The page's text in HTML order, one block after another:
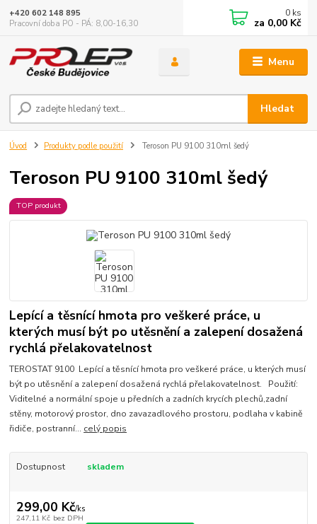
Menu
Hledat
+420 602 148 895
Pracovní doba PO - PÁ: 8,00-16,30
0 ks
za 0,00 Kč
Úvod Produkty podle použití Teroson PU 9100 310ml šedý
Teroson PU 9100 310ml šedý
TOP produkt
Lepící a těsnící hmota pro veškeré práce, u
kterých musí být po utěsnění a zalepení dosažená
rychlá přelakovatelnost
TEROSTAT 9100 Lepící a těsnící hmota pro veškeré práce, u kterých musí
být po utěsnění a zalepení dosažená rychlá přelakovatelnost. Použití:
Viditelné a normální spoje u předních a zadních krycích plechů,zadní
stěny, motorový prostor, dno zavazadlového prostoru, podlaha v kabině
řidiče, postranní... celý popis
Dostupnost skladem
299,00 Kč/ks
247,11 Kč bez DPH